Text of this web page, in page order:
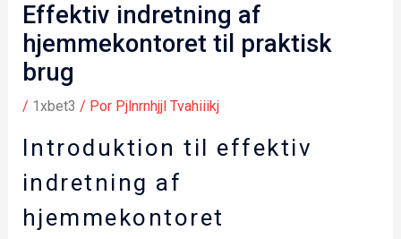
Effektiv indretning af
hjemmekontoret til praktisk
brug
/ 1xbet3 / Por Pjlnrnhjjl Tvahiiikj
Introduktion til effektiv
indretning af
hjemmekontoret